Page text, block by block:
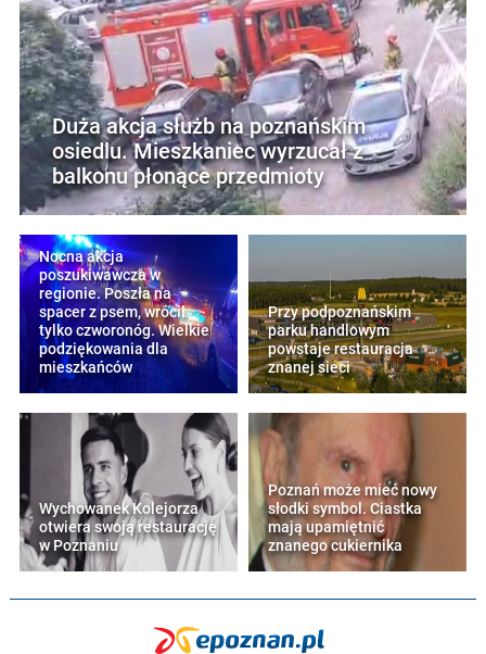
Duża akcja służb na poznańskim
osiedlu. Mieszkaniec wyrzucał z
balkonu płonące przedmioty
Nocna akcja
poszukiwawcza w
regionie. Poszła na
spacer z psem, wrócił
tylko czworonóg. Wielkie
podziękowania dla
mieszkańców
Przy podpoznańskim
parku handlowym
powstaje restauracja
znanej sieci
Wychowanek Kolejorza
otwiera swoją restaurację
w Poznaniu
Poznań może mieć nowy
słodki symbol. Ciastka
mają upamiętnić
znanego cukiernika